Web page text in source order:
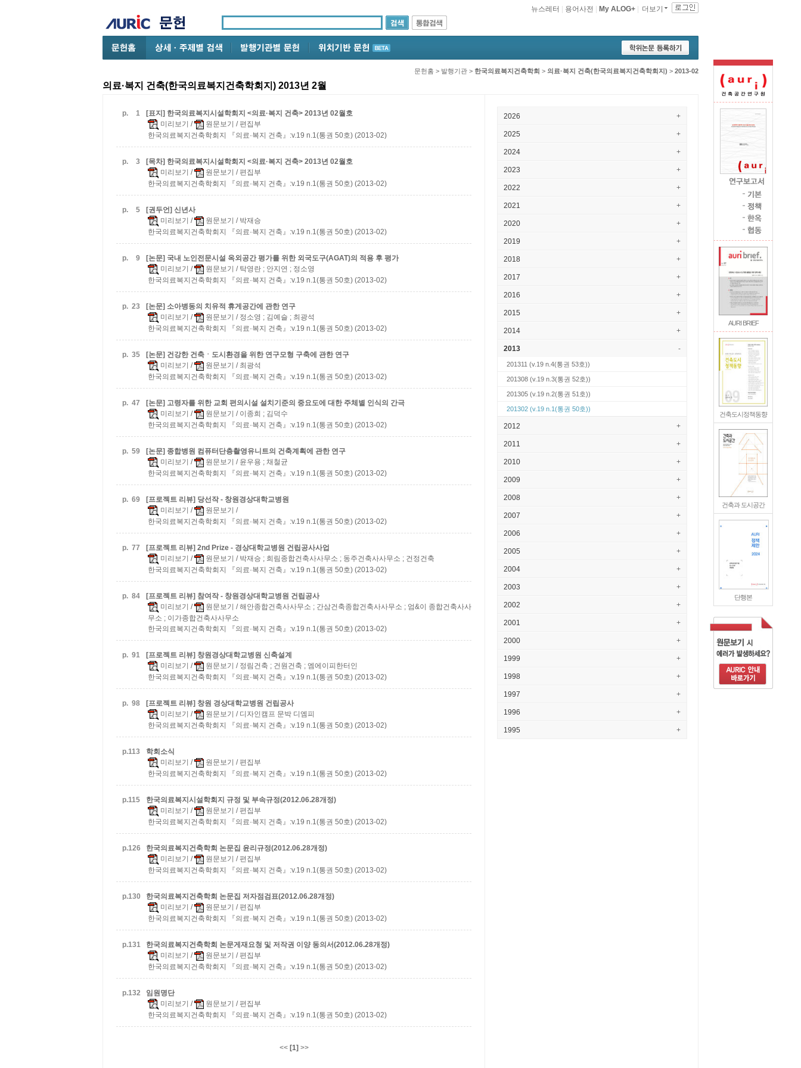
AURI BRIEF
건축도시정책동향
건축과 도시공간
단행본
더보기
My ALOG+
용어사전
뉴스레터
문헌홈 > 발행기관 > 한국의료복지건축학회 > 의료·복지 건축(한국의료복지건축학회지) > 2013-02
의료·복지 건축(한국의료복지건축학회지) 2013년 2월
p. 1
[표지] 한국의료복지시설학회지 <의료·복지 건축> 2013년 02월호
미리보기 / 원문보기 / 편집부
한국의료복지건축학회지 『의료·복지 건축』:v.19 n.1(통권 50호) (2013-02)
p. 3
[목차] 한국의료복지시설학회지 <의료·복지 건축> 2013년 02월호
미리보기 / 원문보기 / 편집부
한국의료복지건축학회지 『의료·복지 건축』:v.19 n.1(통권 50호) (2013-02)
p. 5
[권두언] 신년사
미리보기 / 원문보기 / 박재승
한국의료복지건축학회지 『의료·복지 건축』:v.19 n.1(통권 50호) (2013-02)
p. 9
[논문] 국내 노인전문시설 옥외공간 평가를 위한 외국도구(AGAT)의 적용 후 평가
미리보기 / 원문보기 / 탁영란 ; 안지연 ; 정소영
한국의료복지건축학회지 『의료·복지 건축』:v.19 n.1(통권 50호) (2013-02)
p. 23
[논문] 소아병동의 치유적 휴게공간에 관한 연구
미리보기 / 원문보기 / 정소영 ; 김예슬 ; 최광석
한국의료복지건축학회지 『의료·복지 건축』:v.19 n.1(통권 50호) (2013-02)
p. 35
[논문] 건강한 건축ㆍ도시환경을 위한 연구모형 구축에 관한 연구
미리보기 / 원문보기 / 최광석
한국의료복지건축학회지 『의료·복지 건축』:v.19 n.1(통권 50호) (2013-02)
p. 47
[논문] 고령자를 위한 교회 편의시설 설치기준의 중요도에 대한 주체별 인식의 간극
미리보기 / 원문보기 / 이종희 ; 김덕수
한국의료복지건축학회지 『의료·복지 건축』:v.19 n.1(통권 50호) (2013-02)
p. 59
[논문] 종합병원 컴퓨터단층촬영유니트의 건축계획에 관한 연구
미리보기 / 원문보기 / 윤우용 ; 채철균
한국의료복지건축학회지 『의료·복지 건축』:v.19 n.1(통권 50호) (2013-02)
p. 69
[프로젝트 리뷰] 당선작 - 창원경상대학교병원
미리보기 / 원문보기 /
한국의료복지건축학회지 『의료·복지 건축』:v.19 n.1(통권 50호) (2013-02)
p. 77
[프로젝트 리뷰] 2nd Prize - 경상대학교병원 건립공사사업
미리보기 / 원문보기 / 박재승 ; 희림종합건축사사무소 ; 동주건축사사무소 ; 건정건축
한국의료복지건축학회지 『의료·복지 건축』:v.19 n.1(통권 50호) (2013-02)
p. 84
[프로젝트 리뷰] 참여작 - 창원경상대학교병원 건립공사
미리보기 / 원문보기 / 해안종합건축사사무소 ; 간삼건축종합건축사사무소 ; 엄&이 종합건축사사
무소 ; 이가종합건축사사무소
한국의료복지건축학회지 『의료·복지 건축』:v.19 n.1(통권 50호) (2013-02)
p. 91
[프로젝트 리뷰] 창원경상대학교병원 신축설계
미리보기 / 원문보기 / 정림건축 ; 건원건축 ; 엠에이피한터인
한국의료복지건축학회지 『의료·복지 건축』:v.19 n.1(통권 50호) (2013-02)
p. 98
[프로젝트 리뷰] 창원 경상대학교병원 건립공사
미리보기 / 원문보기 / 디자인캠프 문박 디엠피
한국의료복지건축학회지 『의료·복지 건축』:v.19 n.1(통권 50호) (2013-02)
p.113
학회소식
미리보기 / 원문보기 / 편집부
한국의료복지건축학회지 『의료·복지 건축』:v.19 n.1(통권 50호) (2013-02)
p.115
한국의료복지시설학회지 규정 및 부속규정(2012.06.28개정)
미리보기 / 원문보기 / 편집부
한국의료복지건축학회지 『의료·복지 건축』:v.19 n.1(통권 50호) (2013-02)
p.126
한국의료복지건축학회 논문집 윤리규정(2012.06.28개정)
미리보기 / 원문보기 / 편집부
한국의료복지건축학회지 『의료·복지 건축』:v.19 n.1(통권 50호) (2013-02)
p.130
한국의료복지건축학회 논문집 저자점검표(2012.06.28개정)
미리보기 / 원문보기 / 편집부
한국의료복지건축학회지 『의료·복지 건축』:v.19 n.1(통권 50호) (2013-02)
p.131
한국의료복지건축학회 논문게재요청 및 저작권 이양 동의서(2012.06.28개정)
미리보기 / 원문보기 / 편집부
한국의료복지건축학회지 『의료·복지 건축』:v.19 n.1(통권 50호) (2013-02)
p.132
임원명단
미리보기 / 원문보기 / 편집부
한국의료복지건축학회지 『의료·복지 건축』:v.19 n.1(통권 50호) (2013-02)
<< [1] >>
2026 +
2025 +
2024 +
2023 +
2022 +
2021 +
2020 +
2019 +
2018 +
2017 +
2016 +
2015 +
2014 +
2013 -
201311 (v.19 n.4(통권 53호))
201308 (v.19 n.3(통권 52호))
201305 (v.19 n.2(통권 51호))
201302 (v.19 n.1(통권 50호))
2012 +
2011 +
2010 +
2009 +
2008 +
2007 +
2006 +
2005 +
2004 +
2003 +
2002 +
2001 +
2000 +
1999 +
1998 +
1997 +
1996 +
1995 +